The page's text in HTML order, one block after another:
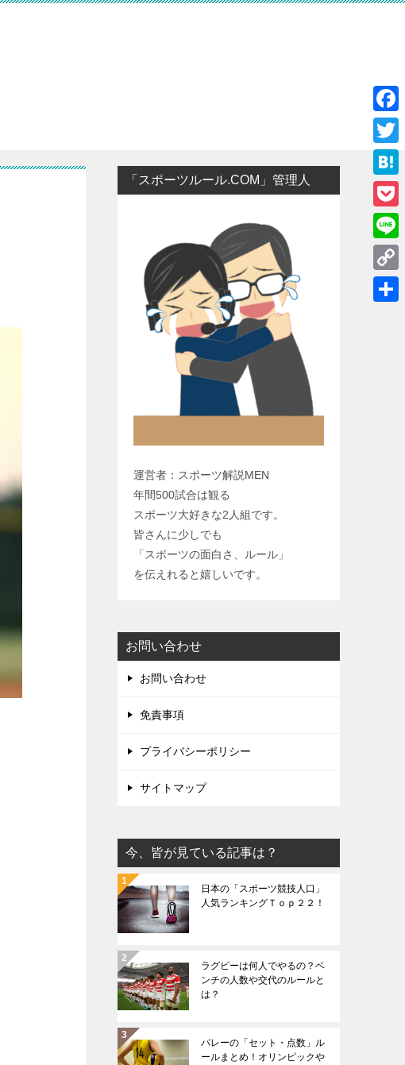
「スポーツルール.COM」管理人
運営者：スポーツ解説MEN
年間500試合は観る
スポーツ大好きな2人組です。
皆さんに少しでも
「スポーツの面白さ、ルール」
を伝えれると嬉しいです。
お問い合わせ
お問い合わせ
免責事項
プライバシーポリシー
サイトマップ
今、皆が見ている記事は？
日本の「スポーツ競技人口」
人気ランキングＴｏｐ２２！
ラグビーは何人でやるの？ベ
ンチの人数や交代のルールと
は？
バレーの「セット・点数」ル
ールまとめ！オリンピックや
F
a
c
e
b
o
o
k
T
w
i
e
H
a
t
e
n
P
o
c
k
L
i
n
C